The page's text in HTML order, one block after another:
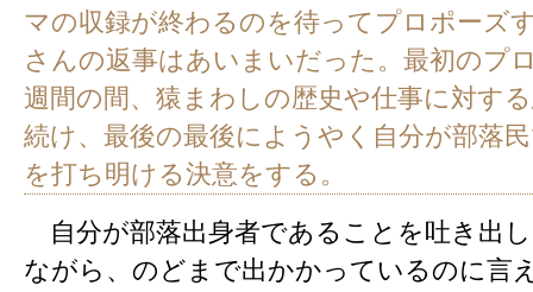
マの収録が終わるのを待ってプロポーズ
さんの返事はあいまいだった。最初のプ
週間の間、猿まわしの歴史や仕事に対す
続け、最後の最後にようやく自分が部落
を打ち明ける決意をする。
自分が部落出身者であることを吐き出
ながら、のどまで出かかっているのに言